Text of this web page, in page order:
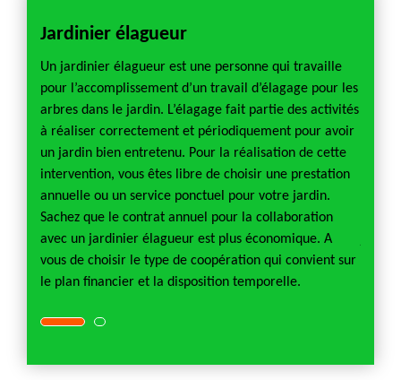
Jardinier élagueur
Un jardinier élagueur est une personne qui travaille
pour l’accomplissement d’un travail d’élagage pour les
arbres dans le jardin. L’élagage fait partie des activités
à réaliser correctement et périodiquement pour avoir
un jardin bien entretenu. Pour la réalisation de cette
intervention, vous êtes libre de choisir une prestation
annuelle ou un service ponctuel pour votre jardin.
Sachez que le contrat annuel pour la collaboration
avec un jardinier élagueur est plus économique. A
vous de choisir le type de coopération qui convient sur
le plan financier et la disposition temporelle.